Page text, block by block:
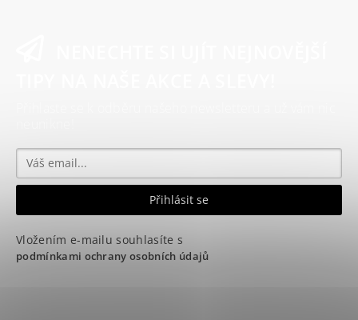
Vložením e-mailu souhlasíte s
podmínkami ochrany osobních údajů